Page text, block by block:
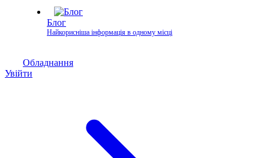
Блог
Найкорисніша інформація в одному місці
Обладнання
Увійти